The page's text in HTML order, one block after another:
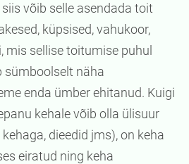
võib selle asendada toit
küpsised, vahukoor,
mis sellise toitumise puhul
sümboolselt näha
enda ümber ehitanud. Kuigi
kehale võib olla ülisuur
dieedid jms), on keha
eiratud ning keha